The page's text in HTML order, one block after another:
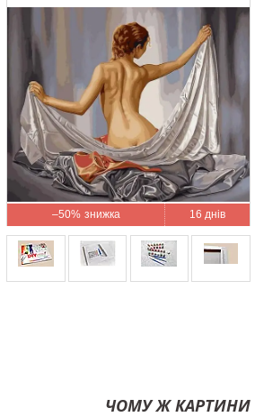
–50% 16 днів
ЧОМУ Ж КАРТИНИ